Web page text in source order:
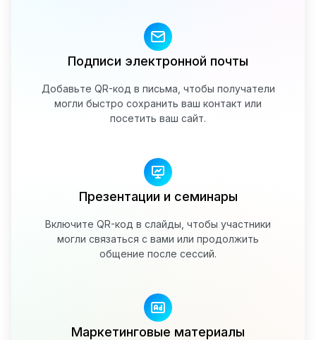
Подписи электронной почты
Добавьте QR-код в письма, чтобы получатели
могли быстро сохранить ваш контакт или
посетить ваш сайт.
Презентации и семинары
Включите QR-код в слайды, чтобы участники
могли связаться с вами или продолжить
общение после сессий.
Маркетинговые материалы